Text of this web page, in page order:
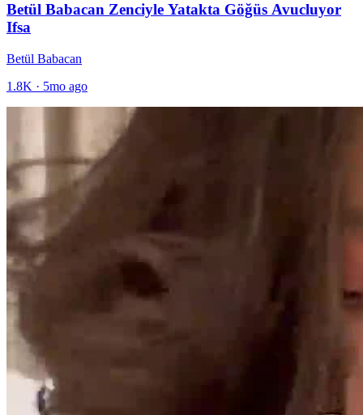
Betül Babacan Zenciyle Yatakta Göğüs Avucluyor
Ifsa
Betül Babacan
1.8K · 5mo ago